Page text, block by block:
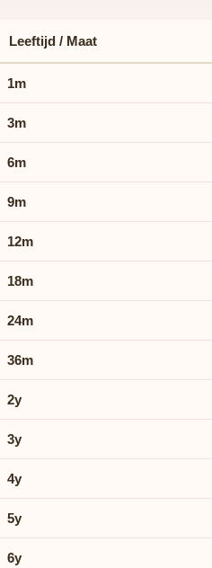
Leeftijd / Maat
1m
3m
6m
9m
12m
18m
24m
36m
2y
3y
4y
5y
6y